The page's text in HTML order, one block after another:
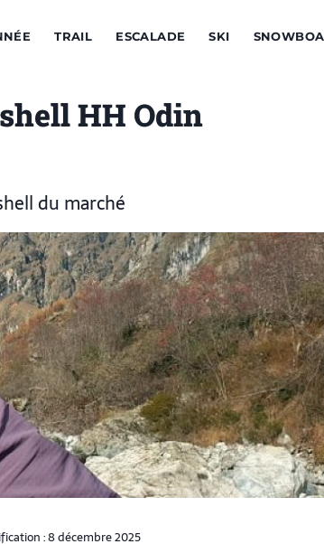
TRAIL ESCALADE SKI
HH Odin
du marché
:8 décembre 2025